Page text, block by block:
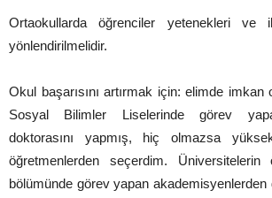
Ortaokullarda öğrenciler yetenekleri ve
yönlendirilmelidir.
Okul başarısını artırmak için: elimde
Sosyal Bilimler Liselerinde görev
doktorasını yapmış, hiç olmazsa
öğretmenlerden seçerdim. Üniversitelerin
bölümünde görev yapan akademisyenlerden